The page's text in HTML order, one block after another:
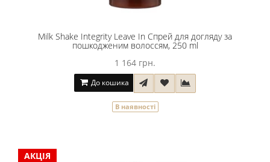
Milk Shake Integrity Leave In Спрей для догляду за
пошкодженим волоссям, 250 ml
1 164 грн.
До кошика
В наявності
АКЦІЯ